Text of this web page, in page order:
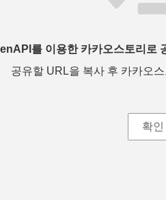
를 이용한 카카오스토리로
공유할 URL을 복사 후 카카오
확인